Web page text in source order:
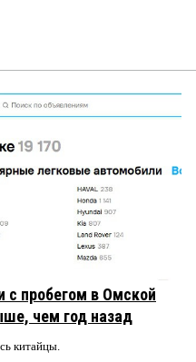
с пробегом в Омской
чем год назад
китайцы.